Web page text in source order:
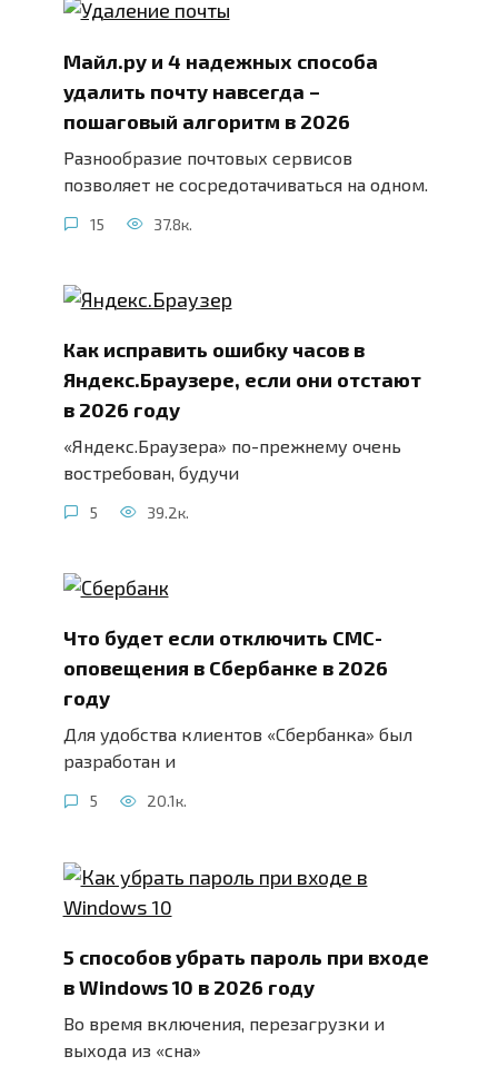
Майл.ру и 4 надежных способа
удалить почту навсегда –
пошаговый алгоритм в 2026
Разнообразие почтовых сервисов
позволяет не сосредотачиваться на одном.
15 37.8к.
Как исправить ошибку часов в
Яндекс.Браузере, если они отстают
в 2026 году
«Яндекс.Браузера» по-прежнему очень
востребован, будучи
5 39.2к.
Что будет если отключить СМС-
оповещения в Сбербанке в 2026
году
Для удобства клиентов «Сбербанка» был
разработан и
5 20.1к.
5 способов убрать пароль при входе
в Windows 10 в 2026 году
Во время включения, перезагрузки и
выхода из «сна»